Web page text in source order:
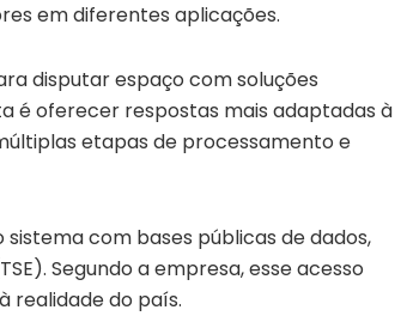
em diferentes aplicações.
disputar espaço com soluções
é oferecer respostas mais adaptadas à
etapas de processamento e
com bases públicas de dados,
Segundo a empresa, esse acesso
realidade do país.